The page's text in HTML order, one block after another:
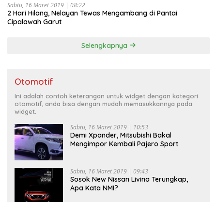
Sabtu, 16 Maret 2019 | 08:22
2 Hari Hilang, Nelayan Tewas Mengambang di Pantai
Cipalawah Garut
Selengkapnya
Otomotif
Ini adalah contoh keterangan untuk widget dengan kategori
otomotif, anda bisa dengan mudah memasukkannya pada
widget.
Sabtu, 16 Maret 2019 | 10:53
Demi Xpander, Mitsubishi Bakal
Mengimpor Kembali Pajero Sport
Sabtu, 16 Maret 2019 | 09:43
Sosok New Nissan Livina Terungkap,
Apa Kata NMI?